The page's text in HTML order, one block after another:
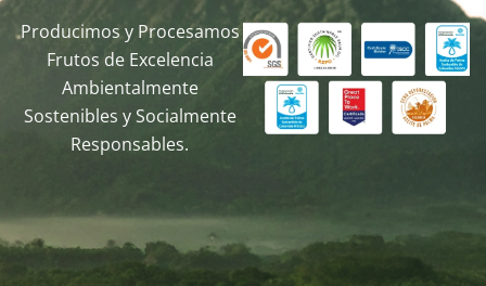
Producimos y Procesamos
Frutos de Excelencia
Ambientalmente
Sostenibles y Socialmente
Responsables.